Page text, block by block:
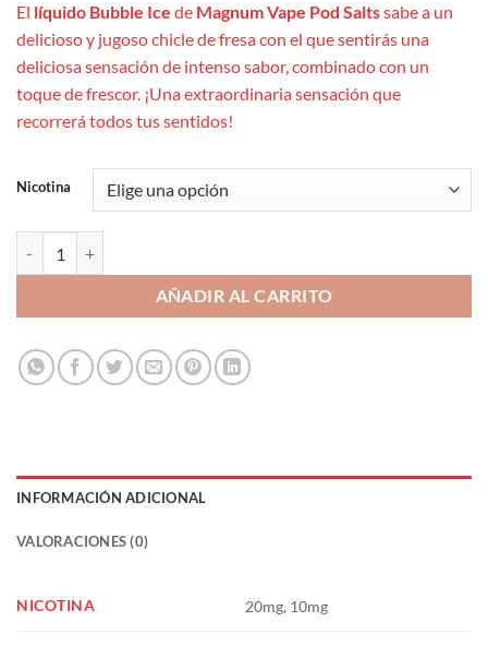
desde
6,80 €
hasta
7,40 €
El líquido Bubble Ice de Magnum Vape Pod Saltssabe a un
delicioso y jugoso chicle de fresa con el que sentirás una
deliciosa sensación de intenso sabor, combinado con un
toque de frescor. ¡Una extraordinaria sensación que
recorrerá todos tus sentidos!
Nicotina
AÑADIR AL CARRITO
INFORMACIÓN ADICIONAL
VALORACIONES (0)
NICOTINA 20mg, 10mg